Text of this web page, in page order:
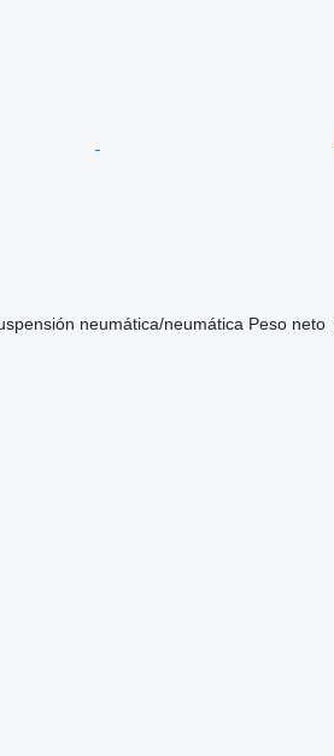
neumática/neumática Peso neto